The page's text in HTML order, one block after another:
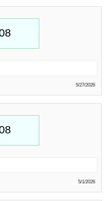
5/27/2026
5/1/2026